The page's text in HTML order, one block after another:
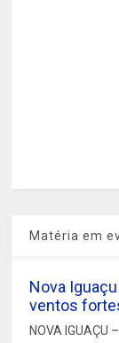
Matéria em
Nova
ventos
NOVA